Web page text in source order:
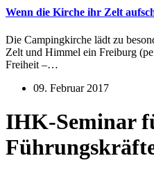
Wenn die Kirche ihr Zelt
Die Campingkirche lädt zu
Zelt und Himmel ein Freiburg
Freiheit –…
09. Februar 2017
IHK-Seminar